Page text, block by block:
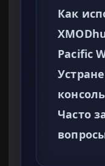
Как
Pacific
Часто